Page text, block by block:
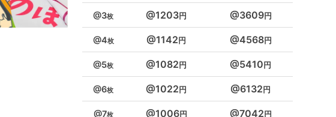
3 1203 3609
4 1142 4568
5 1082 5410
6 1022 6132
7 1006 7042